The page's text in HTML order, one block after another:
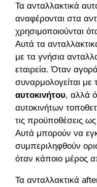
Τα ανταλλακτικά
αναφέρονται στα
χρησιμοποιούνται
Αυτά τα
με τα γνήσια
εταιρεία. Όταν
συναρμολογείται με
αυτοκινήτου, αλλά
αυτοκινήτων
τις προϋποθέσεις
Αυτά μπορούν να
συμπεριληφθούν
όταν κάποιο μέρος
Τα ανταλλακτικά